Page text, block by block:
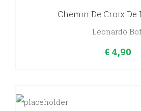
Chemin De Croix De
Leonardo
€ 4,90